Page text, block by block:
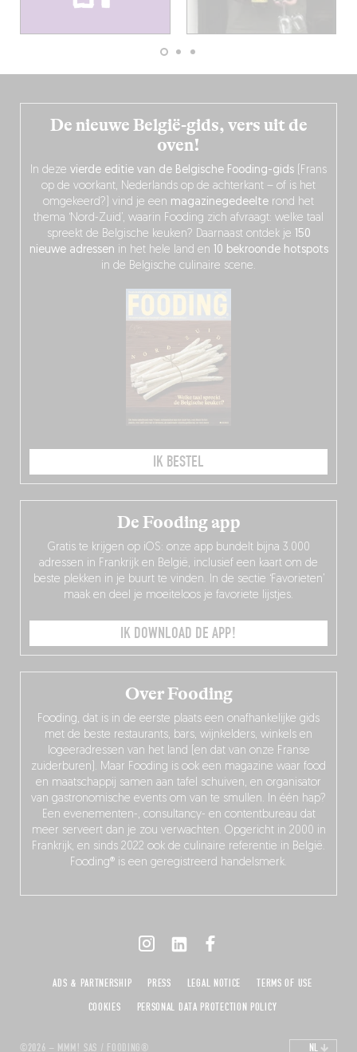
De nieuwe België-gids, vers uit de
oven!
In deze vierde editie van de Belgische Fooding-gids (Frans
op de voorkant, Nederlands op de achterkant – of is het
omgekeerd?) vind je een magazinegedeelte rond het
thema ‘Nord-Zuid’, waarin Fooding zich afvraagt: welke taal
spreekt de Belgische keuken? Daarnaast ontdek je 150
nieuwe adressen in het hele land en 10 bekroonde hotspots
in de Belgische culinaire scene.
IK BESTEL
Over Fooding
Fooding, dat is in de eerste plaats een onafhankelijke gids
met de beste restaurants, bars, wijnkelders, winkels en
logeeradressen van het land (en dat van onze Franse
zuiderburen). Maar Fooding is ook een magazine waar food
en maatschappij samen aan tafel schuiven, en organisator
van gastronomische events om van te smullen. In één hap?
Een evenementen-, consultancy- en contentbureau dat
meer serveert dan je zou verwachten. Opgericht in 2000 in
Frankrijk, en sinds 2022 ook de culinaire referentie in België.
Fooding® is een geregistreerd handelsmerk.
De Fooding app
Gratis te krijgen op iOS: onze app bundelt bijna 3.000
adressen in Frankrijk en België, inclusief een kaart om de
beste plekken in je buurt te vinden. In de sectie ‘Favorieten’
maak en deel je moeiteloos je favoriete lijstjes.
IK DOWNLOAD DE APP!
©2026 – MMM! SAS / FOODING®
ADS & PARTNERSHIP PRESS LEGAL NOTICE
TERMS OF USE
COOKIES
PERSONAL DATA PROTECTION POLICY
NL